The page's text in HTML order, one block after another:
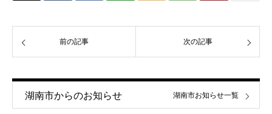
前の記事 次の記事
湖南市からのお知らせ 湖南市お知らせ一覧